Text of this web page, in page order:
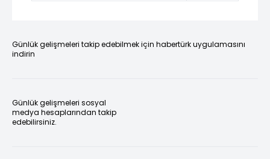
Günlük gelişmeleri takip edebilmek için habertürk uygulamasını
indirin
Günlük gelişmeleri sosyal
medya hesaplarından takip
edebilirsiniz.